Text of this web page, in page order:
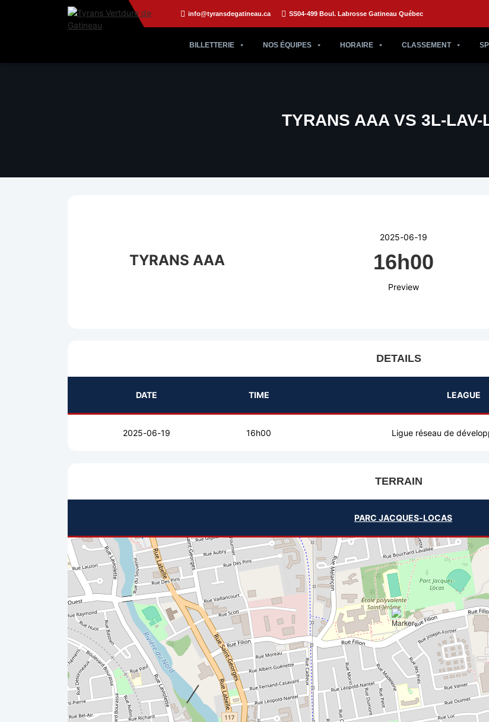
info@tyransdegatineau.ca SS04-499 Boul. Labrosse Gatineau Québec
BILLETTERIE NOS ÉQUIPES HORAIRE CLASSEMENT
TYRANS AAA VS 3L-LAV-
TYRANS AAA
2025-06-19
16h00
Preview
DETAILS
DATE TIME LEAGUE
2025-06-19 16h00 Ligue réseau de
TERRAIN
PARC JACQUES-LOCAS